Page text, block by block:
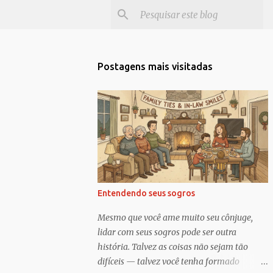
Postagens mais visitadas
Entendendo seus sogros
Mesmo que você ame muito seu cônjuge,
lidar com seus sogros pode ser outra
história. Talvez as coisas não sejam tão
difíceis — talvez você tenha formado